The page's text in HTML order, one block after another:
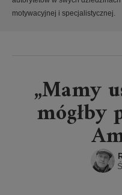
motywacyjnej i specjalistycznej.
„Mamy
mógłby